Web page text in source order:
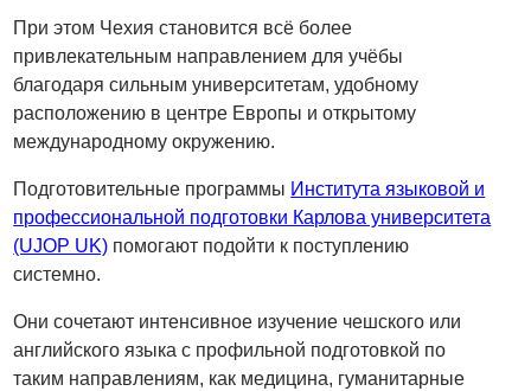
При этом Чехия становится всё более
привлекательным направлением для учёбы
благодаря сильным университетам, удобному
расположению в центре Европы и открытому
международному окружению.
Подготовительные программы Института языковой и
профессиональной подготовки Карлова университета
(UJOP UK) помогают подойти к поступлению
системно.
Они сочетают интенсивное изучение чешского или
английского языка с профильной подготовкой по
таким направлениям, как медицина, гуманитарные